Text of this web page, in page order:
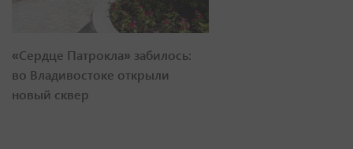
«Сердце Патрокла» забилось:
во Владивостоке открыли
новый сквер